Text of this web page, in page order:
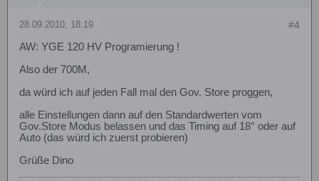
#4
28.09.2010, 18:19
AW: YGE 120 HV Programierung !
Also der 700M,
da würd ich auf jeden Fall mal den Gov. Store proggen,
alle Einstellungen dann auf den Standardwerten vom
Gov.Store Modus belassen und das Timing auf 18° oder auf
Auto (das würd ich zuerst probieren)
Grüße Dino